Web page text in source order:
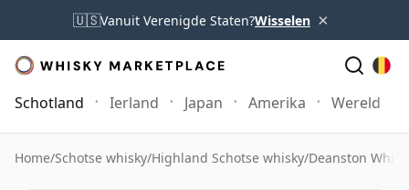
🇺🇸Vanuit Verenigde Staten?Wisselen ×
Schotland Ierland Japan Amerika Wereld
Home/Schotse whisky/Highland Schotse whisky/Deanston